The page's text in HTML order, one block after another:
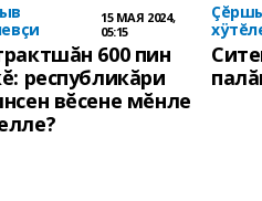
15 МАЯ 2024,
05:15
600 пин
республикăри
вĕсене мĕнле